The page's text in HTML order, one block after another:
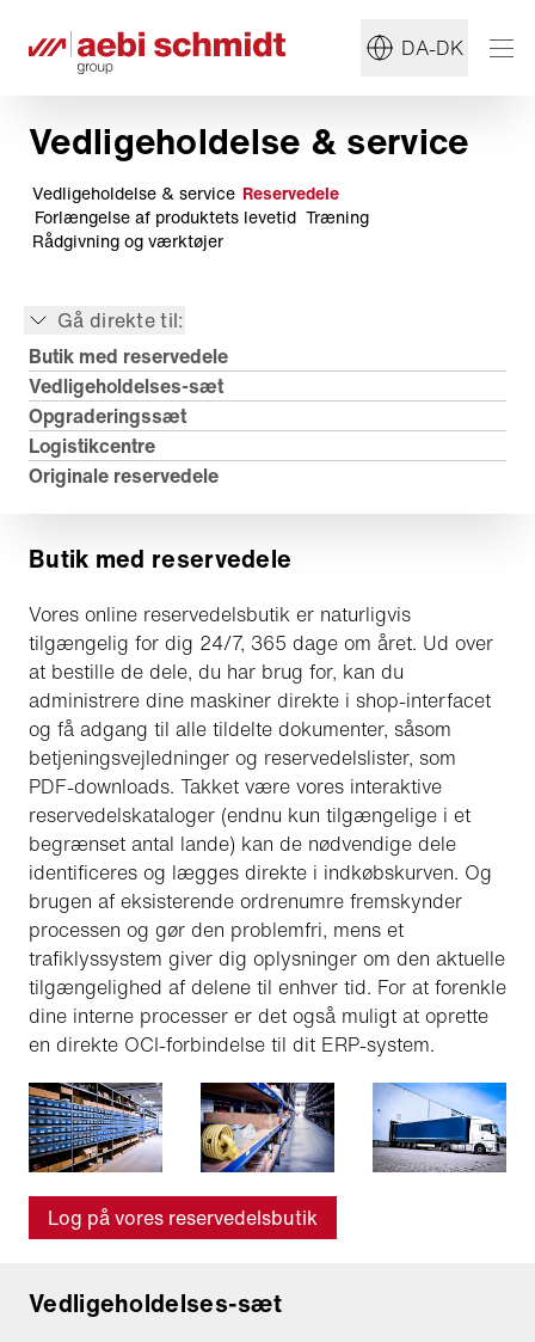
DA-DK
Vedligeholdelse & service
Vedligeholdelse & service Reservedele
Forlængelse af produktets levetid Træning
Rådgivning og værktøjer
Gå direkte til:
Butik med reservedele
Vedligeholdelses-sæt
Opgraderingssæt
Logistikcentre
Originale reservedele
Butik med reservedele
Vores online reservedelsbutik er naturligvis
tilgængelig for dig 24/7, 365 dage om året. Ud over
at bestille de dele, du har brug for, kan du
administrere dine maskiner direkte i shop-interfacet
og få adgang til alle tildelte dokumenter, såsom
betjeningsvejledninger og reservedelslister, som
PDF-downloads. Takket være vores interaktive
reservedelskataloger (endnu kun tilgængelige i et
begrænset antal lande) kan de nødvendige dele
identificeres og lægges direkte i indkøbskurven. Og
brugen af eksisterende ordrenumre fremskynder
processen og gør den problemfri, mens et
trafiklyssystem giver dig oplysninger om den aktuelle
tilgængelighed af delene til enhver tid. For at forenkle
dine interne processer er det også muligt at oprette
en direkte OCI-forbindelse til dit ERP-system.
Log på vores reservedelsbutik
Vedligeholdelses-sæt